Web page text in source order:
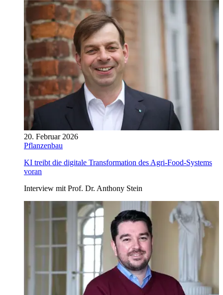
20. Februar 2026
Pflanzenbau
KI treibt die digitale Transformation des Agri-Food-Systems
voran
Interview mit Prof. Dr. Anthony Stein